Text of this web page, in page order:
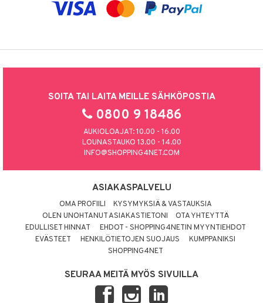
SOITA TAI LAITA MEILLE SÄHKÖPOSTIA
0800 9 18486
AUKIOLOAJAT: 10.00 - 16.00
LOUNASTAUKO 13.00 - 14.00
INFO@SHOPPING4NET.COM
ASIAKASPALVELU
OMA PROFIILI
KYSYMYKSIÄ & VASTAUKSIA
OLEN UNOHTANUT ASIAKASTIETONI
OTA YHTEYTTÄ
EDULLISET HINNAT
EHDOT - SHOPPING4NETIN MYYNTIEHDOT
EVÄSTEET
HENKILÖTIETOJEN SUOJAUS
KUMPPANIKSI
SHOPPING4NET
SEURAA MEITÄ MYÖS SIVUILLA